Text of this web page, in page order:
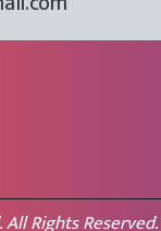
Rights Reserved.